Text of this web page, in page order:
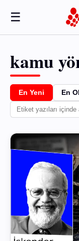
☰
kamu
En Yeni En